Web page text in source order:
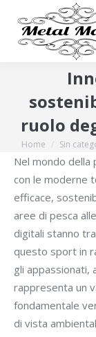
ruolo
You are here:
Home Sin
Nel mondo della
con le moderne
efficace,
aree di pesca
digitali stanno
questo sport in
gli appassionati,
rappresenta un
fondamentale
di vista